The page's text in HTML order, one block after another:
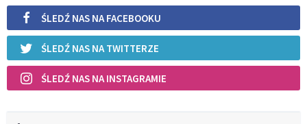
ŚLEDŹ NAS NA FACEBOOKU
ŚLEDŹ NAS NA TWITTERZE
ŚLEDŹ NAS NA INSTAGRAMIE